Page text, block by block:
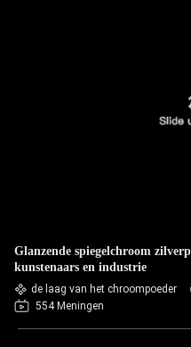
Glanzende spiegelchroom
kunstenaars en industrie
de laag van het chroompoeder
554 Meningen